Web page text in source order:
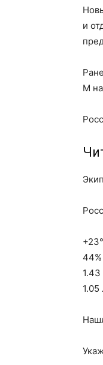
и
М
1.43
1.05